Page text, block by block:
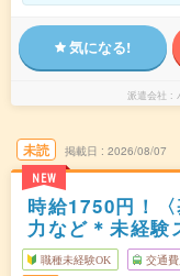
気になる!
派遣会社
未読
NEW
掲載日 2026/08/07
時給1750円！
力など＊未経験
職種未経験OK 交通